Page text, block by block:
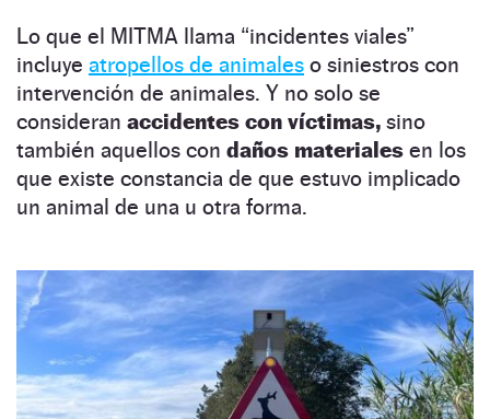
Lo que el MITMA llama “incidentes viales”
incluye atropellos de animales o siniestros con
intervención de animales. Y no solo se
consideran accidentes con víctimas, sino
también aquellos con daños materiales en los
que existe constancia de que estuvo implicado
un animal de una u otra forma.